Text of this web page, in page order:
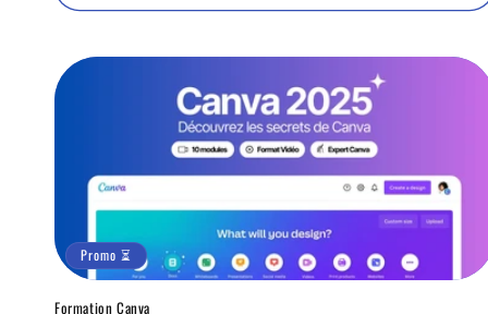
Promo ⏳
Formation Canva